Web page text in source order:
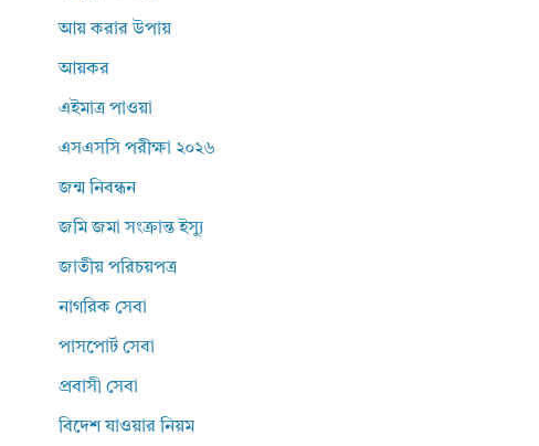
আয় করার উপায়
আয়কর
এইমাত্র পাওয়া
এসএসসি পরীক্ষা ২০২৬
জন্ম নিবন্ধন
জমি জমা সংক্রান্ত ইস্যু
জাতীয় পরিচয়পত্র
নাগরিক সেবা
পাসপোর্ট সেবা
প্রবাসী সেবা
বিদেশ যাওয়ার নিয়ম